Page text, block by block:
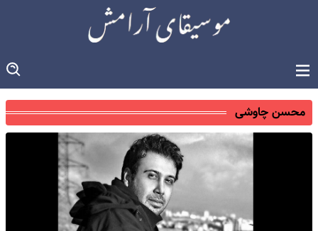
محسن چاوشی